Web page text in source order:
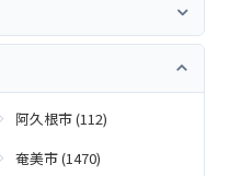
阿久根市 (112)
奄美市 (1470)